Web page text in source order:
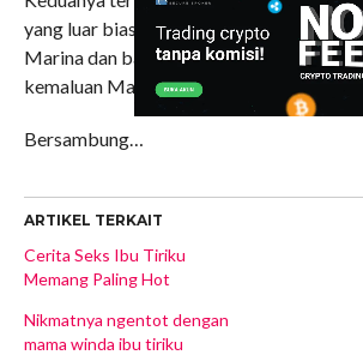
yang luar biasa dengan posisi tubuh
Marina dan batang penisnya masih
kemaluan Marina.
Bersambung…
ARTIKEL TERKAIT
Cerita Seks Ibu Tiriku
Memang Paling Hot
Nikmatnya ngentot dengan
mama winda ibu tiriku